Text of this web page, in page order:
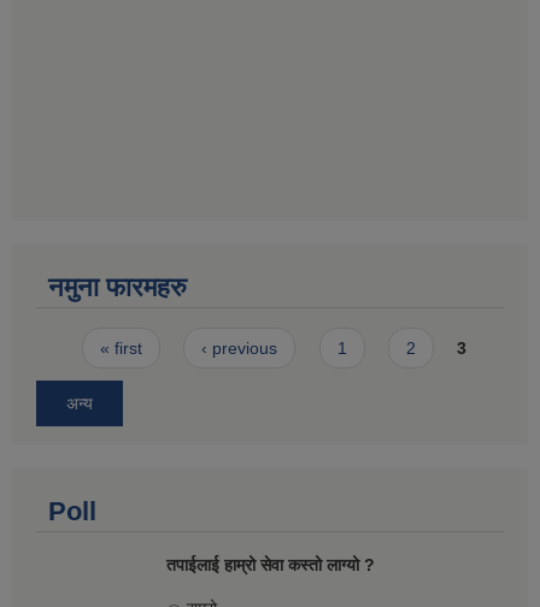
नमुना फारमहरु
Pages
« first ‹ previous 1 2 3
अन्य
Poll
तपाईलाई हाम्रो सेवा कस्तो लाग्यो ?